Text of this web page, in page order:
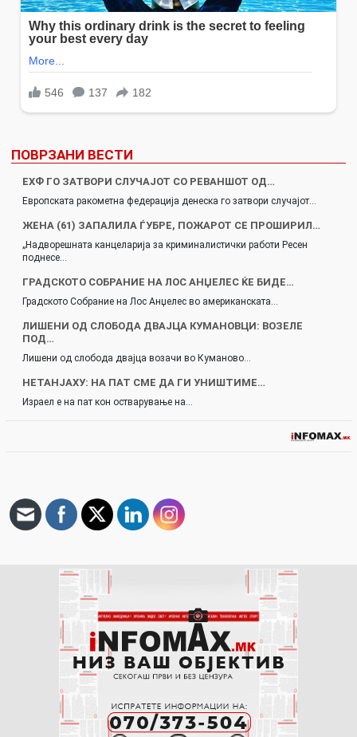
ПОВРЗАНИ ВЕСТИ
ЕХФ ГО ЗАТВОРИ СЛУЧАЈОТ СО РЕВАНШОТ ОД…
Eвропската ракометна федерација денеска го затвори случајот…
ЖЕНА (61) ЗАПАЛИЛА ЃУБРЕ, ПОЖАРОТ СЕ ПРОШИРИЛ…
„Надворешната канцеларија за криминалистички работи Ресен
поднесе…
ГРАДСКОТО СОБРАНИЕ НА ЛОС АНЏЕЛЕС ЌЕ БИДЕ…
Градското Собрание на Лос Анџелес во американската…
ЛИШЕНИ ОД СЛОБОДА ДВАЈЦА КУМАНОВЦИ: ВОЗЕЛЕ
ПОД…
Лишени од слобода двајца возачи во Куманово…
НЕТАНЈАХУ: НА ПАТ СМЕ ДА ГИ УНИШТИМЕ…
Израел е на пат кон остварување на…